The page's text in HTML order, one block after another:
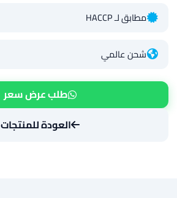
مطابق لـ HACCP
شحن عالمي
طلب عرض سعر
العودة للمنتجات